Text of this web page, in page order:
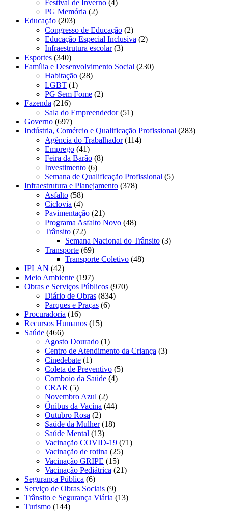
Festival de Inverno (4)
PG Memória (2)
Educação (203)
Congresso de Educação (2)
Educação Especial Inclusiva (2)
Infraestrutura escolar(3)
Esportes (340)
Família e Desenvolvimento Social (230)
Habitação (28)
LGBT (1)
PG Sem Fome (2)
Fazenda (216)
Sala do Empreendedor(51)
Governo (697)
Indústria, Comércio e Qualificação Profissional (283)
Agência do Trabalhador(114)
Emprego (41)
Feira da Barão (8)
Investimento (6)
Semana de Qualificação Profissional (5)
Infraestrutura e Planejamento (378)
Asfalto (58)
Ciclovia (4)
Pavimentação (21)
Programa Asfalto Novo (48)
Trânsito (72)
Semana Nacional do Trânsito (3)
Transporte (69)
Transporte Coletivo (48)
IPLAN (42)
Meio Ambiente (197)
Obras e Serviços Públicos (970)
Diário de Obras (834)
Parques e Praças (6)
Procuradoria (16)
Recursos Humanos (15)
Saúde (466)
Agosto Dourado (1)
Centro de Atendimento da Criança (3)
Cinedebate (1)
Coleta de Preventivo (5)
Comboio da Saúde (4)
CRAR (5)
Novembro Azul (2)
Ônibus da Vacina (44)
Outubro Rosa (2)
Saúde da Mulher(18)
Saúde Mental (13)
Vacinação COVID-19 (71)
Vacinação de rotina (25)
Vacinação GRIPE (15)
Vacinação Pediátrica (21)
Segurança Pública (6)
Serviço de Obras Sociais (9)
Trânsito e Segurança Viária (13)
Turismo (144)